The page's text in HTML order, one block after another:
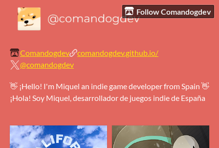
Follow Comandogdev
Comandogdev
comandogdev.github.io/
@comandogdev
👋 ¡Hello! I'm Miquel an indie game developer from Spain 👋
¡Hola! Soy Miquel, desarrollador de juegos indie de España